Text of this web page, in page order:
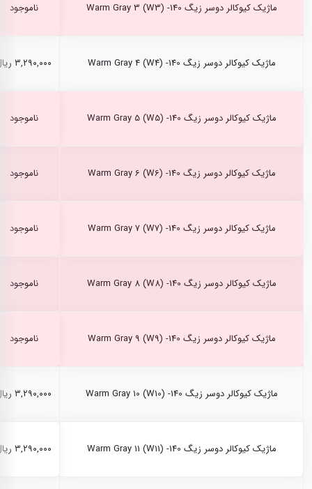
ماژیک کیوکالر دوسر زیگ Warm Gray 3 (W3) -140 ناموجود
ماژیک کیوکالر دوسر زیگ Warm Gray 4 (W4) -140 ۳,۲۹۰,۰۰۰ ریال
ماژیک کیوکالر دوسر زیگ Warm Gray 5 (W5) -140 ناموجود
ماژیک کیوکالر دوسر زیگ Warm Gray 6 (W6) -140 ناموجود
ماژیک کیوکالر دوسر زیگ Warm Gray 7 (W7) -140 ناموجود
ماژیک کیوکالر دوسر زیگ Warm Gray 8 (W8) -140 ناموجود
ماژیک کیوکالر دوسر زیگ Warm Gray 9 (W9) -140 ناموجود
ماژیک کیوکالر دوسر زیگ Warm Gray 10 (W10) -140 ۳,۲۹۰,۰۰۰ ریال
ماژیک کیوکالر دوسر زیگ Warm Gray 11 (W11) -140 ۳,۲۹۰,۰۰۰ ریال